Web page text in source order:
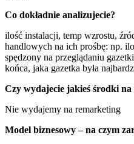
Co dokładnie analizujecie?
ilość instalacji, temp wzrostu,
handlowych na ich prośbę: np.
spędzony na przeglądaniu
końca, jaka gazetka była
Czy wydajecie jakieś środki
Nie wydajemy na remarketing
Model biznesowy – na czym